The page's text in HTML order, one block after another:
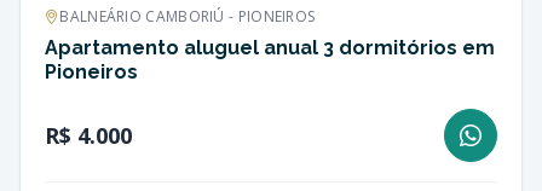
BALNEÁRIO CAMBORIÚ - PIONEIROS
Apartamento aluguel anual 3 dormitórios em
Pioneiros
R$ 4.000